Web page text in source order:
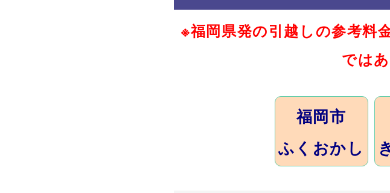
※福岡県発の引越しの参考料
では
福岡市
ふくおかし